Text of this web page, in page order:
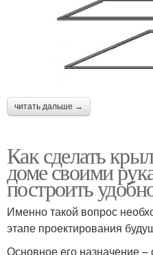
читать дальше →
Как сделать
доме своими
построить
Именно такой вопрос
этапе проектирования
Основное его назначение –